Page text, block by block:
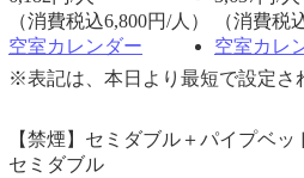
（消費税込6,800円/人）
空室カレンダー
（消費税
空室カレ
※表記は、本日より最短で設定さ
【禁煙】セミダブル＋パイプベ
セミダブル